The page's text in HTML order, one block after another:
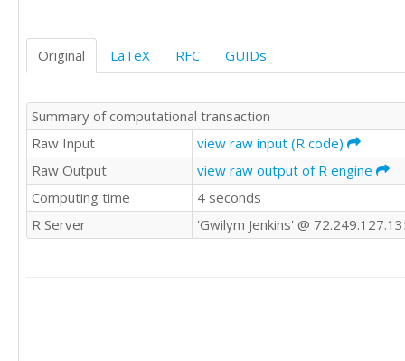
Original LaTeX RFC GUIDs
Summary of computational transaction
Raw Input
view raw input (R code)
Raw Output
view raw output of R engine
Computing time
4 seconds
R Server
'Gwilym Jenkins' @